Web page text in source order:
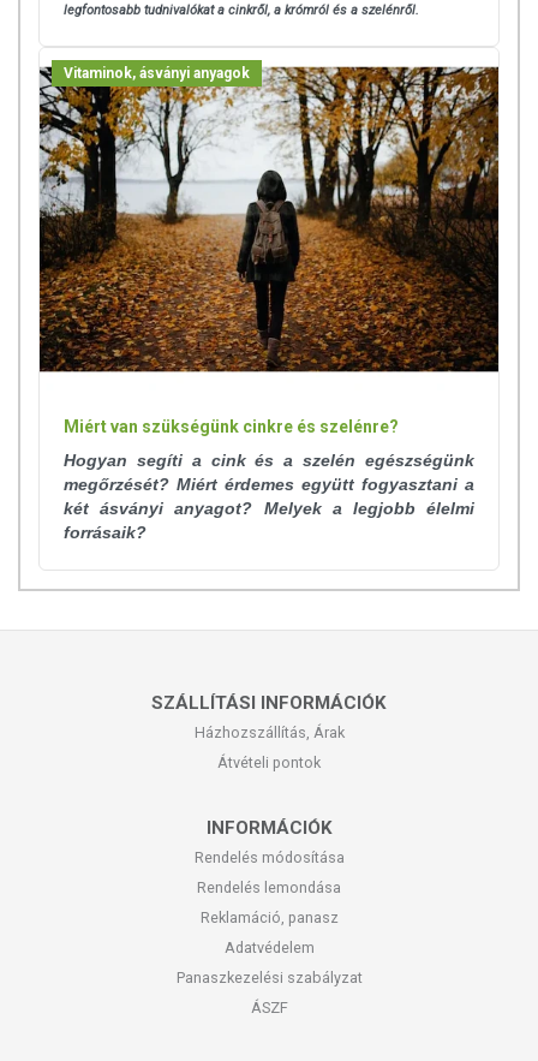
legfontosabb tudnivalókat a cinkről, a krómról és a szelénről.
Vitaminok, ásványi anyagok
Miért van szükségünk cinkre és szelénre?
Hogyan segíti a cink és a szelén egészségünk
megőrzését? Miért érdemes együtt fogyasztani a
két ásványi anyagot? Melyek a legjobb élelmi
forrásaik?
SZÁLLÍTÁSI INFORMÁCIÓK
Házhozszállítás, Árak
Átvételi pontok
INFORMÁCIÓK
Rendelés módosítása
Rendelés lemondása
Reklamáció, panasz
Adatvédelem
Panaszkezelési szabályzat
ÁSZF